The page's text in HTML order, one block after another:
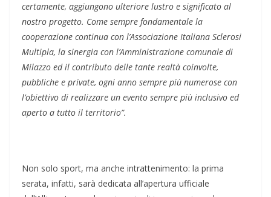
certamente, aggiungono ulteriore lustro e significato al
nostro progetto. Come sempre fondamentale la
cooperazione continua con l’Associazione Italiana Sclerosi
Multipla, la sinergia con l’Amministrazione comunale di
Milazzo ed il contributo delle tante realtà coinvolte,
pubbliche e private, ogni anno sempre più numerose con
l’obiettivo di realizzare un evento sempre più inclusivo ed
aperto a tutto il territorio”.
Non solo sport, ma anche intrattenimento: la prima
serata, infatti, sarà dedicata all’apertura ufficiale